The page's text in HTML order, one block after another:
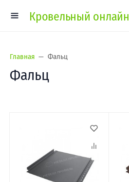
Кровельный онлайн
Главная Фальц
Фальц